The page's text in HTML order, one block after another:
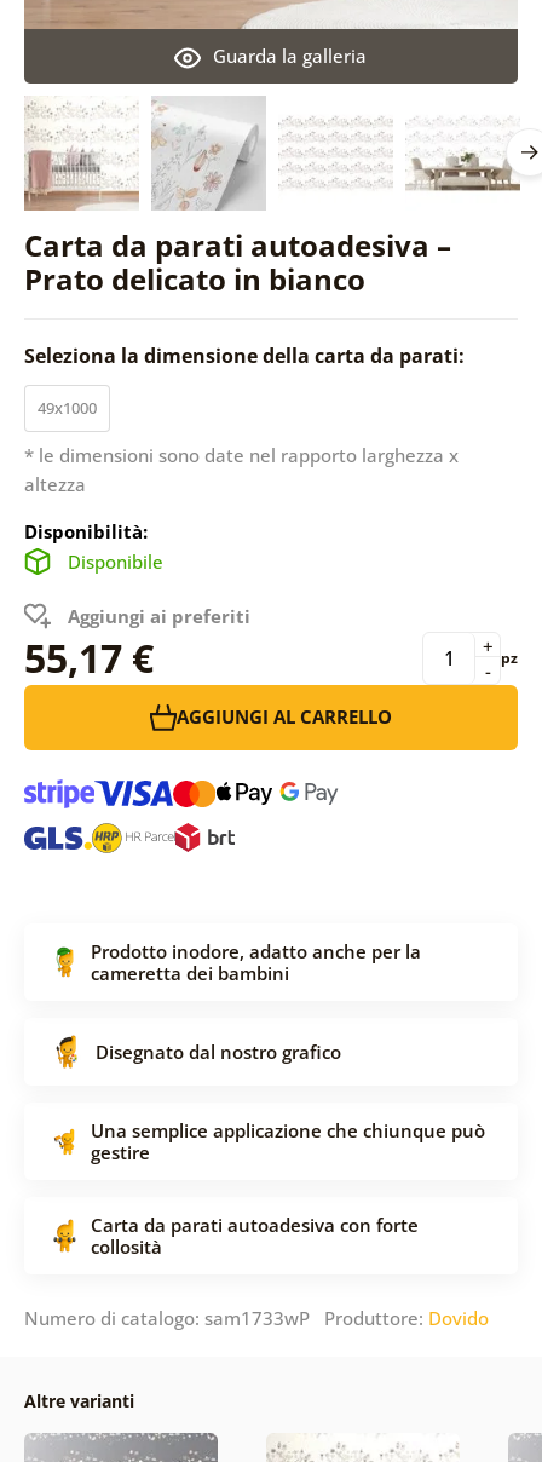
Carta da parati autoadesiva –
Prato delicato in bianco
Guarda la galleria
Seleziona la dimensione della carta da parati:
49x1000
* le dimensioni sono date nel rapporto larghezza x
altezza
Disponibilità:
Disponibile
Aggiungi ai preferiti
55,17 € -
+ pz
AGGIUNGI AL CARRELLO
Prodotto inodore, adatto anche per la
cameretta dei bambini
Disegnato dal nostro grafico
Una semplice applicazione che chiunque può
gestire
Carta da parati autoadesiva con forte
collosità
Numero di catalogo: sam1733wP Produttore: Dovido
Altre varianti